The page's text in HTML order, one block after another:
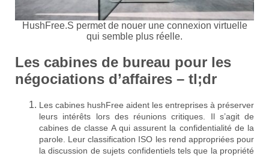
HushFree.S permet de nouer une connexion virtuelle
qui semble plus réelle.
Les cabines de bureau pour les
négociations d’affaires – tl;dr
Les cabines hushFree aident les entreprises à préserver
leurs intérêts lors des réunions critiques. Il s’agit de
cabines de classe A qui assurent la confidentialité de la
parole. Leur classification ISO les rend appropriées pour
la discussion de sujets confidentiels tels que la propriété